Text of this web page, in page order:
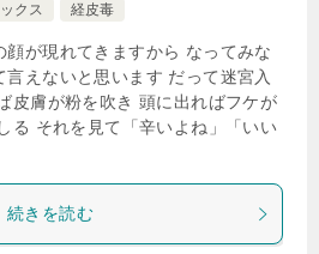
クス 経皮毒
顔が現れてきますから なってみな
えないと思います だって迷宮入
皮膚が粉を吹き 頭に出ればフケが
る それを見て「辛いよね」「いい
続きを読む